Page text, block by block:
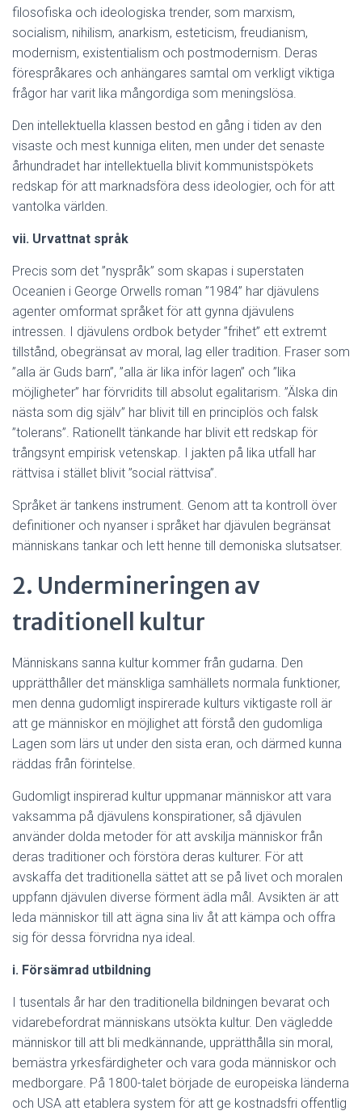
filosofiska och ideologiska trender, som marxism,
socialism, nihilism, anarkism, esteticism, freudianism,
modernism, existentialism och postmodernism. Deras
förespråkares och anhängares samtal om verkligt viktiga
frågor har varit lika mångordiga som meningslösa.
Den intellektuella klassen bestod en gång i tiden av den
visaste och mest kunniga eliten, men under det senaste
århundradet har intellektuella blivit kommunistspökets
redskap för att marknadsföra dess ideologier, och för att
vantolka världen.
vii. Urvattnat språk
Precis som det ”nyspråk” som skapas i superstaten
Oceanien i George Orwells roman ”1984” har djävulens
agenter omformat språket för att gynna djävulens
intressen. I djävulens ordbok betyder ”frihet” ett extremt
tillstånd, obegränsat av moral, lag eller tradition. Fraser som
”alla är Guds barn”, ”alla är lika inför lagen” och ”lika
möjligheter” har förvridits till absolut egalitarism. ”Älska din
nästa som dig själv” har blivit till en principlös och falsk
”tolerans”. Rationellt tänkande har blivit ett redskap för
trångsynt empirisk vetenskap. I jakten på lika utfall har
rättvisa i stället blivit ”social rättvisa”.
Språket är tankens instrument. Genom att ta kontroll över
definitioner och nyanser i språket har djävulen begränsat
människans tankar och lett henne till demoniska slutsatser.
2. Undermineringen av
traditionell kultur
Människans sanna kultur kommer från gudarna. Den
upprätthåller det mänskliga samhällets normala funktioner,
men denna gudomligt inspirerade kulturs viktigaste roll är
att ge människor en möjlighet att förstå den gudomliga
Lagen som lärs ut under den sista eran, och därmed kunna
räddas från förintelse.
Gudomligt inspirerad kultur uppmanar människor att vara
vaksamma på djävulens konspirationer, så djävulen
använder dolda metoder för att avskilja människor från
deras traditioner och förstöra deras kulturer. För att
avskaffa det traditionella sättet att se på livet och moralen
uppfann djävulen diverse förment ädla mål. Avsikten är att
leda människor till att ägna sina liv åt att kämpa och offra
sig för dessa förvridna nya ideal.
i. Försämrad utbildning
I tusentals år har den traditionella bildningen bevarat och
vidarebefordrat människans utsökta kultur. Den vägledde
människor till att bli medkännande, upprätthålla sin moral,
bemästra yrkesfärdigheter och vara goda människor och
medborgare. På 1800-talet började de europeiska länderna
och USA att etablera system för att ge kostnadsfri offentlig